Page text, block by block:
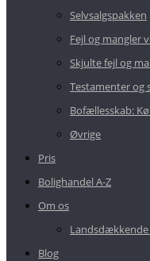
Selvsalgspakken
Fejl og mangler
Skjulte fejl og
Testamenter og
Bofællesskab:
Øvrige
Pris
Bolighandel A-Z
Om os
Blog